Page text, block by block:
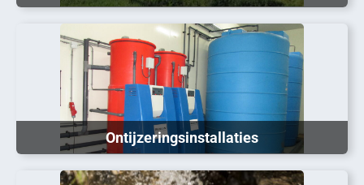
Ontijzeringsinstallaties